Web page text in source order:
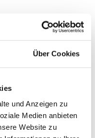
Über Cookies
und Anzeigen zu
Medien anbieten
Website zu